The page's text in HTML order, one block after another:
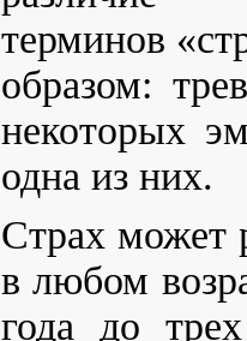
терминов
образом:
некоторых
одна из них.
​Страх может
в любом
года до